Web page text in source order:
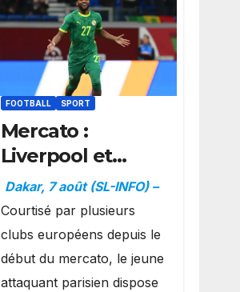
FOOTBALL SPORT
Mercato :
Liverpool et
Dortmund se
positionnent en
favoris pour
recruter Ibrahim
Mbaye
Dakar, 7 août (SL-INFO) –
Courtisé par plusieurs
clubs européens depuis le
début du mercato, le jeune
attaquant parisien dispose